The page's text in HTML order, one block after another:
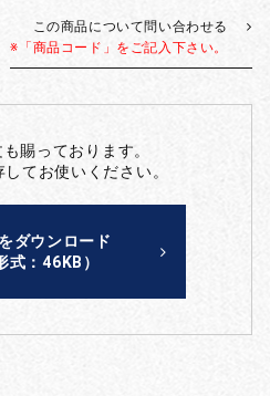
この商品について問い合わせる
※「商品コード」をご記入下さい。
賜っております。
てお使いください。
ダウンロード
式：46KB）